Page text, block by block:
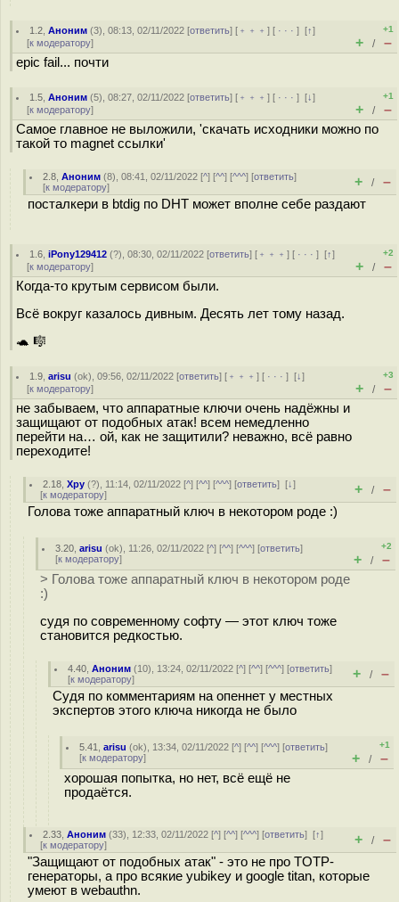
1.2 ,Аноним (3), 08:13, 02/11/2022 [ответить] [ ﹢﹢﹢] [ · · ·][↑]
[к модератору]
+1
+ / –
epic fail... почти
1.5 ,Аноним (5), 08:27, 02/11/2022 [ответить] [ ﹢﹢﹢] [ · · ·][↓]
[к модератору]
+1
+ / –
Самое главное не выложили, 'скачать исходники можно по
такой то magnet ссылки'
2.8 ,Аноним (8), 08:41, 02/11/2022 [^] [^^] [^^^] [ответить]
[к модератору] + / –
посталкери в btdig по DHT может вполне себе раздают
1.6 ,iPony129412 (?), 08:30, 02/11/2022 [ответить] [ ﹢﹢﹢] [ · · ·][↑]
[к модератору]
+2
+ / –
Когда-то крутым сервисом были.
Всё вокруг казалось дивным. Десять лет тому назад.
🐢 🎼
1.9 ,arisu (ok), 09:56, 02/11/2022 [ответить] [ ﹢﹢﹢] [ · · ·][↓]
[к модератору]
+3
+ / –
не забываем, что аппаратные ключи очень надёжны и
защищают от подобных атак! всем немедленно
перейти на… ой, как не защитили? неважно, всё равно
переходите!
2.18 ,Хру (?), 11:14, 02/11/2022 [^] [^^] [^^^] [ответить][↓]
[к модератору] + / –
Голова тоже аппаратный ключ в некотором роде :)
3.20 ,arisu (ok), 11:26, 02/11/2022 [^] [^^] [^^^] [ответить]
[к модератору]
+2
+ / –
> Голова тоже аппаратный ключ в некотором роде
:)
судя по современному софту — этот ключ тоже
становится редкостью.
4.40 ,Аноним (10), 13:24, 02/11/2022 [^] [^^] [^^^] [ответить]
[к модератору] + / –
Судя по комментариям на опеннет у местных
экспертов этого ключа никогда не было
5.41 ,arisu (ok), 13:34, 02/11/2022 [^] [^^] [^^^] [ответить]
[к модератору]
+1
+ / –
хорошая попытка, но нет, всё ещё не
продаётся.
2.33 ,Аноним (33), 12:33, 02/11/2022 [^] [^^] [^^^] [ответить][↑]
[к модератору] + / –
"Защищают от подобных атак" - это не про TOTP-
генераторы, а про всякие yubikey и google titan, которые
умеют в webauthn.